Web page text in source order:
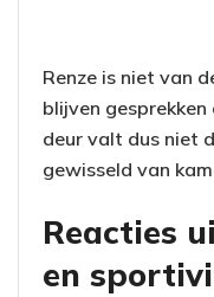
Renze is niet van
blijven
deur valt dus niet
gewisseld van
Reacties
en